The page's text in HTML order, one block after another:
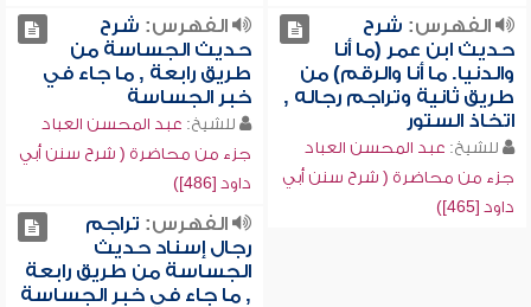
الفهرس: شرح
حديث ابن عمر (ما أنا
والدنيا. ما أنا والرقم) من
طريق ثانية وتراجم رجاله ,
اتخاذ الستور
للشيخ: عبد المحسن العباد
جزء من محاضرة ( شرح سنن أبي
داود [465])
الفهرس: شرح
حديث الجساسة من
طريق رابعة , ما جاء في
خبر الجساسة
للشيخ: عبد المحسن العباد
جزء من محاضرة ( شرح سنن أبي
داود [486])
الفهرس: تراجم
رجال إسناد حديث
الجساسة من طريق رابعة
, ما جاء في خبر الجساسة